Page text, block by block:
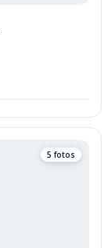
5 fotos